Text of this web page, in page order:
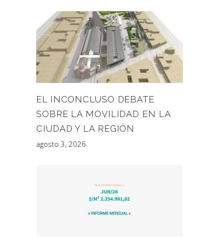
EL INCONCLUSO DEBATE
SOBRE LA MOVILIDAD EN LA
CIUDAD Y LA REGIÓN
agosto 3, 2026